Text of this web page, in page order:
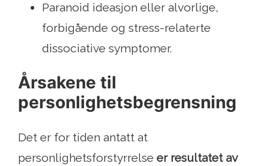
Paranoid ideasjon eller alvorlige,
forbigående og stress-relaterte
dissociative symptomer.
Årsakene til
personlighetsbegrensning
Det er for tiden antatt at
personlighetsforstyrrelse er resultatet av